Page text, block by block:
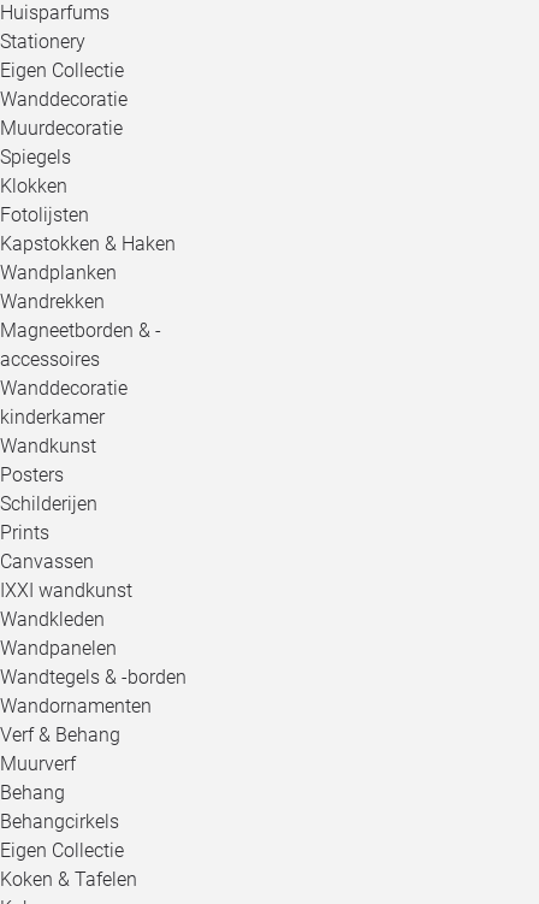
Huisparfums
Stationery
Eigen Collectie
Wanddecoratie
Muurdecoratie
Spiegels
Klokken
Fotolijsten
Kapstokken & Haken
Wandplanken
Wandrekken
Magneetborden & -
accessoires
Wanddecoratie
kinderkamer
Wandkunst
Posters
Schilderijen
Prints
Canvassen
IXXI wandkunst
Wandkleden
Wandpanelen
Wandtegels & -borden
Wandornamenten
Verf & Behang
Muurverf
Behang
Behangcirkels
Eigen Collectie
Koken & Tafelen